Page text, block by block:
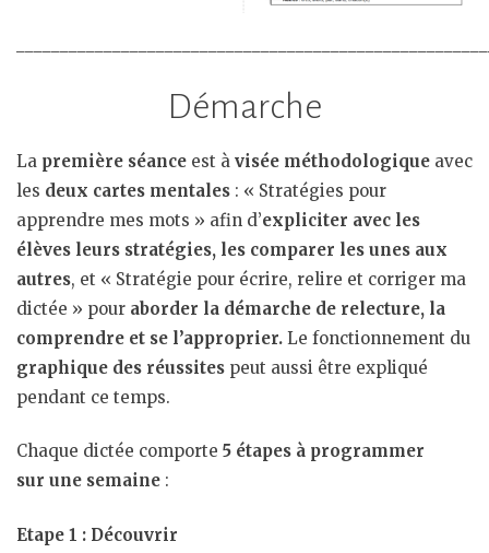
Démarche
La première séance est à visée méthodologique avec
les deux cartes mentales : « Stratégies pour
apprendre mes mots » afin d’expliciter avec les
élèves leurs stratégies, les comparer les unes aux
autres, et « Stratégie pour écrire, relire et corriger ma
dictée » pour aborder la démarche de relecture, la
comprendre et se l’approprier. Le fonctionnement du
graphique des réussites peut aussi être expliqué
pendant ce temps.
Chaque dictée comporte 5 étapes à programmer
sur une semaine :
Etape 1 : Découvrir